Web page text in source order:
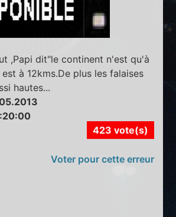
,Papi dit"le continent n'est qu'à
à 12kms.De plus les falaises
hautes...
423 vote(s)
Voter pour cette erreur